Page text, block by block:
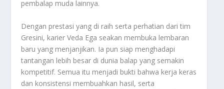
pembalap muda lainnya.
Dengan prestasi yang di raih serta perhatian dari tim
Gresini, karier Veda Ega seakan membuka lembaran
baru yang menjanjikan. Ia pun siap menghadapi
tantangan lebih besar di dunia balap yang semakin
kompetitif. Semua itu menjadi bukti bahwa kerja keras
dan konsistensi membuahkan hasil, serta